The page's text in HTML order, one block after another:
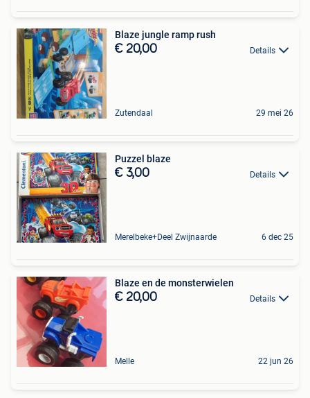
Blaze jungle ramp rush
€ 20,00 Details
Zutendaal 29 mei 26
Puzzel blaze
€ 3,00 Details
Merelbeke+Deel Zwijnaarde 6 dec 25
Blaze en de monsterwielen
€ 20,00 Details
Melle 22 jun 26